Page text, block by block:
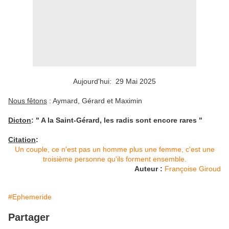
Aujourd'hui: 29 Mai 2025
Nous fêtons : Aymard, Gérard et Maximin
Dicton: " A la Saint-Gérard, les radis sont encore rares "
Citation:
Un couple, ce n'est pas un homme plus une femme, c'est une
troisième personne qu'ils forment ensemble.
Auteur : Françoise Giroud
#Ephemeride
Partager